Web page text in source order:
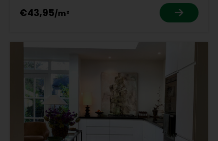
€43,95